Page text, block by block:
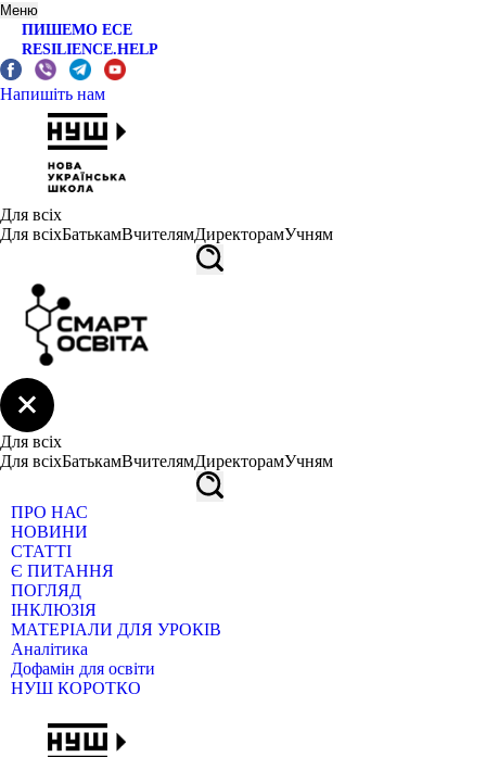
Меню
ПИШЕМО ЕСЕ
RESILIENCE.HELP
Напишіть нам
Для всіх
Для всіхБатькамВчителямДиректорамУчням
Для всіх
Для всіхБатькамВчителямДиректорамУчням
ПРО НАС
НОВИНИ
СТАТТІ
Є ПИТАННЯ
ПОГЛЯД
ІНКЛЮЗІЯ
МАТЕРІАЛИ ДЛЯ УРОКІВ
Аналітика
Дофамін для освіти
НУШ КОРОТКО